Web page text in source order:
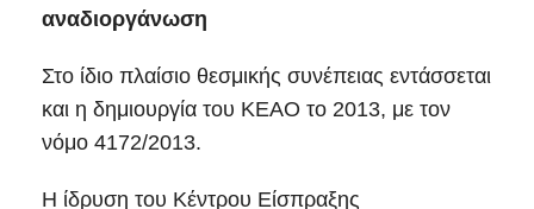
αναδιοργάνωση
Στο ίδιο πλαίσιο θεσμικής συνέπειας εντάσσεται
και η δημιουργία του ΚΕΑΟ το 2013, με τον
νόμο 4172/2013.
Η ίδρυση του Κέντρου Είσπραξης